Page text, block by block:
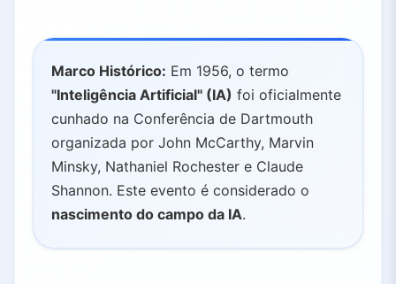
Década de 2010: A Revolução do Deep Learning
7.1.
A Revolução AlexNet
7.2. Deep Learning se Espalha por Diversos Domínios
7.3. AlphaGo: IA Supera a Intuição Humana
7.4. A Revolução Transformer (2017)
7.5. A Ascensão da IA Generativa
7.6. IA na Vida Cotidiana
Década de 2020: O Boom da IA Generativa e Novas Tendências
8.1. A Era dos Grandes Modelos de Linguagem
Marco Histórico: Em 1956, o termo
"Inteligência Artificial" (IA) foi oficialmente
cunhado na Conferência de Dartmouth
organizada por John McCarthy, Marvin
Minsky, Nathaniel Rochester e Claude
Shannon. Este evento é considerado o
nascimento do campo da IA.